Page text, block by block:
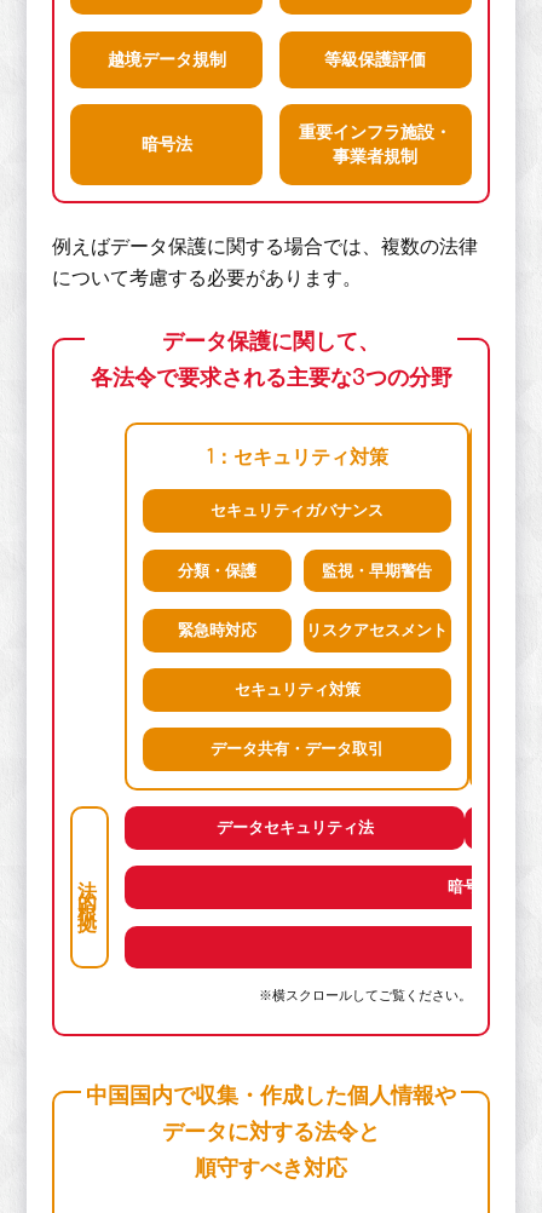
越境データ規制 等級保護評価
暗号法
重要インフラ施設・
事業者規制
例えばデータ保護に関する場合では、複数の法律
について考慮する必要があります。
データ保護に関して、
各法令で要求される主要な3つの分野
1：セキュリティ対策
セキュリティガバナンス
分類・保護 監視・早期警告
緊急時対応 リスクアセスメント
セキュリティ対策
データ共有・データ取引
法的根拠
データセキュリティ法
暗号法
※横スクロールしてご覧ください。
中国国内で収集・作成した個人情報や
データに対する法令と
順守すべき対応